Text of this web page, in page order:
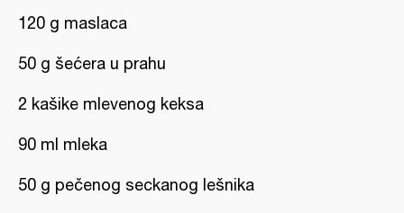
120 g maslaca
50 g šećera u prahu
2 kašike mlevenog keksa
90 ml mleka
50 g pečenog seckanog lešnika